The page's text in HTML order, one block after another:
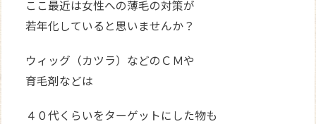
ここ最近は女性への薄毛の対策が
若年化していると思いませんか？
ウィッグ（カツラ）などのＣＭや
育毛剤などは
４０代くらいをターゲットにした物も